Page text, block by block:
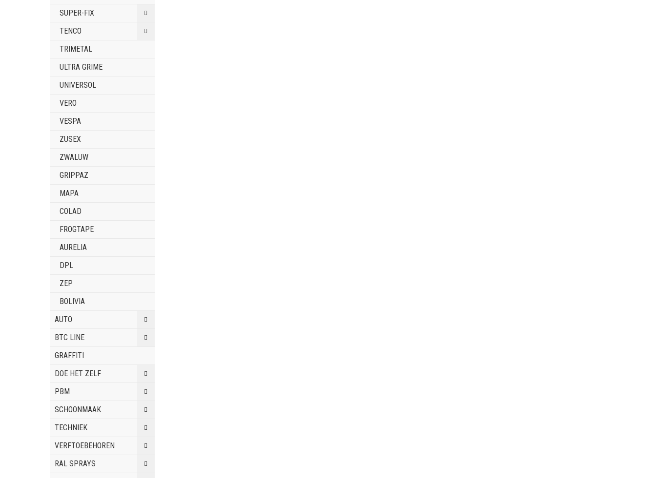
SUPER-FIX
TENCO
TRIMETAL
ULTRA GRIME
UNIVERSOL
VERO
VESPA
ZUSEX
ZWALUW
GRIPPAZ
MAPA
COLAD
FROGTAPE
AURELIA
DPL
ZEP
BOLIVIA
AUTO
BTC LINE
GRAFFITI
DOE HET ZELF
PBM
SCHOONMAAK
TECHNIEK
VERFTOEBEHOREN
RAL SPRAYS